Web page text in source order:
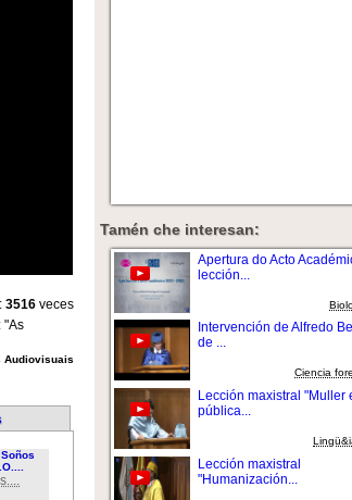
3516 veces
"As
Audiovisuais
Tamén che interesan:
Apertura do Acto
lección...
Intervención de Alfredo
de ...
Ciencia
Lección maxistral "Muller
pública...
Lección maxistral
"Humanización...